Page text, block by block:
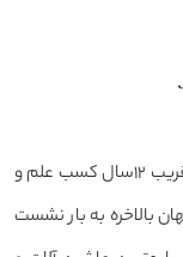
عشق، علاقه و حس مسئولیت به هم نوع بعد از قریب ۱۲سال کسب علم و
بالاخره به بار نشست